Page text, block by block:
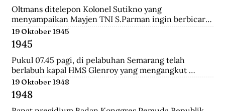
Oltmans ditelepon Kolonel Sutikno yang
menyampaikan Mayjen TNI S.Parman ingin berbicara
dengannya. Oltmans bertemu dengan Parman
sehingga ini pertemuan yang mendekatkan mereka.
Bahkan Parman pernah meminta tolong untuk
bertemu dengan Verrips yang diduga merampok uang
Bank Indonesia.
19 Oktober 1945
1945
Pukul 07.45 pagi, di pelabuhan Semarang telah
berlabuh kapal HMS Glenroy yang mengangkut
tentara Sekutu, yaitu pasukan Inggris dari brigade
ke-37 yang diantaranya terdiri dari prajurit Gurkha.
Tak beberapa lama, sekitar pukul 08.00.
19 Oktober 1948
1948